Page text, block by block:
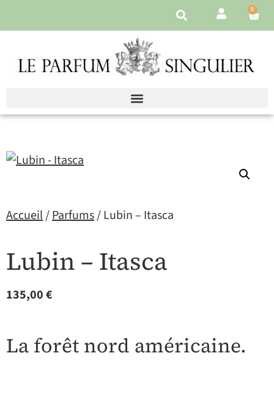
0
Accueil/Parfums/ Lubin – Itasca
Lubin – Itasca
135,00€
La forêt nord américaine.